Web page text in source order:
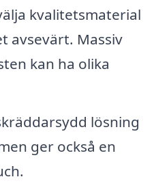
kvalitetsmaterial
avsevärt. Massiv
kan ha olika
lösning
ger också en